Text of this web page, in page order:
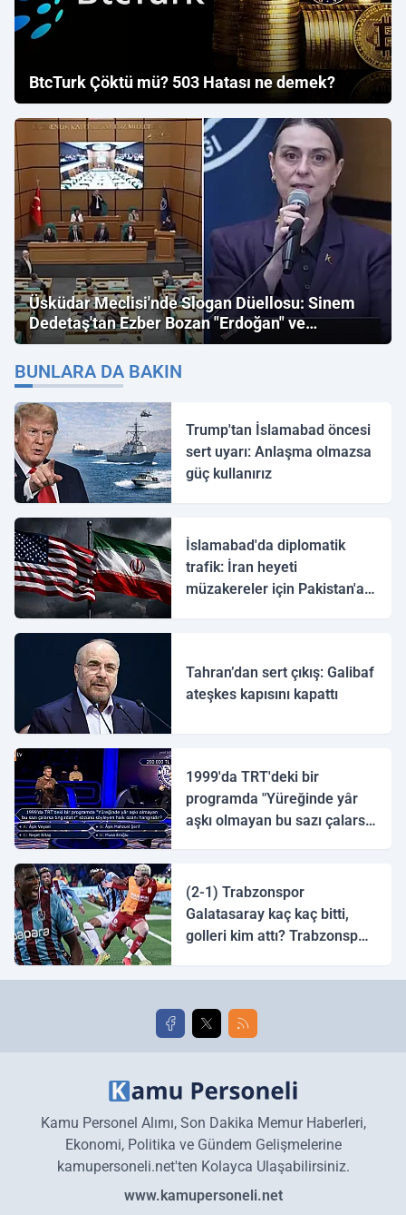
BtcTurk Çöktü mü? 503 Hatası ne demek?
Üsküdar Meclisi'nde Slogan Düellosu: Sinem
Dedetaş'tan Ezber Bozan "Erdoğan" ve
"İmamoğlu" Çıkışı!
BUNLARA DA BAKIN
Trump'tan İslamabad öncesi
sert uyarı: Anlaşma olmazsa
güç kullanırız
İslamabad'da diplomatik
trafik: İran heyeti
müzakereler için Pakistan'a
Tahran’dan sert çıkış: Galibaf
ateşkes kapısını kapattı
1999'da TRT'deki bir
programda "Yüreğinde yâr
aşkı olmayan bu sazı çalarsa
(2-1) Trabzonspor
Galatasaray kaç kaç bitti,
golleri kim attı? Trabzonspor
golleri!
Kamu Personel Alımı, Son Dakika Memur Haberleri,
Ekonomi, Politika ve Gündem Gelişmelerine
kamupersoneli.net'ten Kolayca Ulaşabilirsiniz.
www.kamupersoneli.net